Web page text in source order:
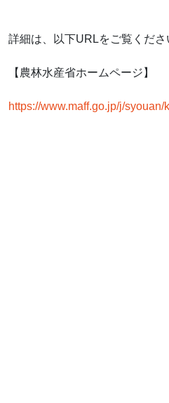
詳細は、以下URLをご覧くださ
【農林水産省ホームページ】
https://www.maff.go.jp/j/